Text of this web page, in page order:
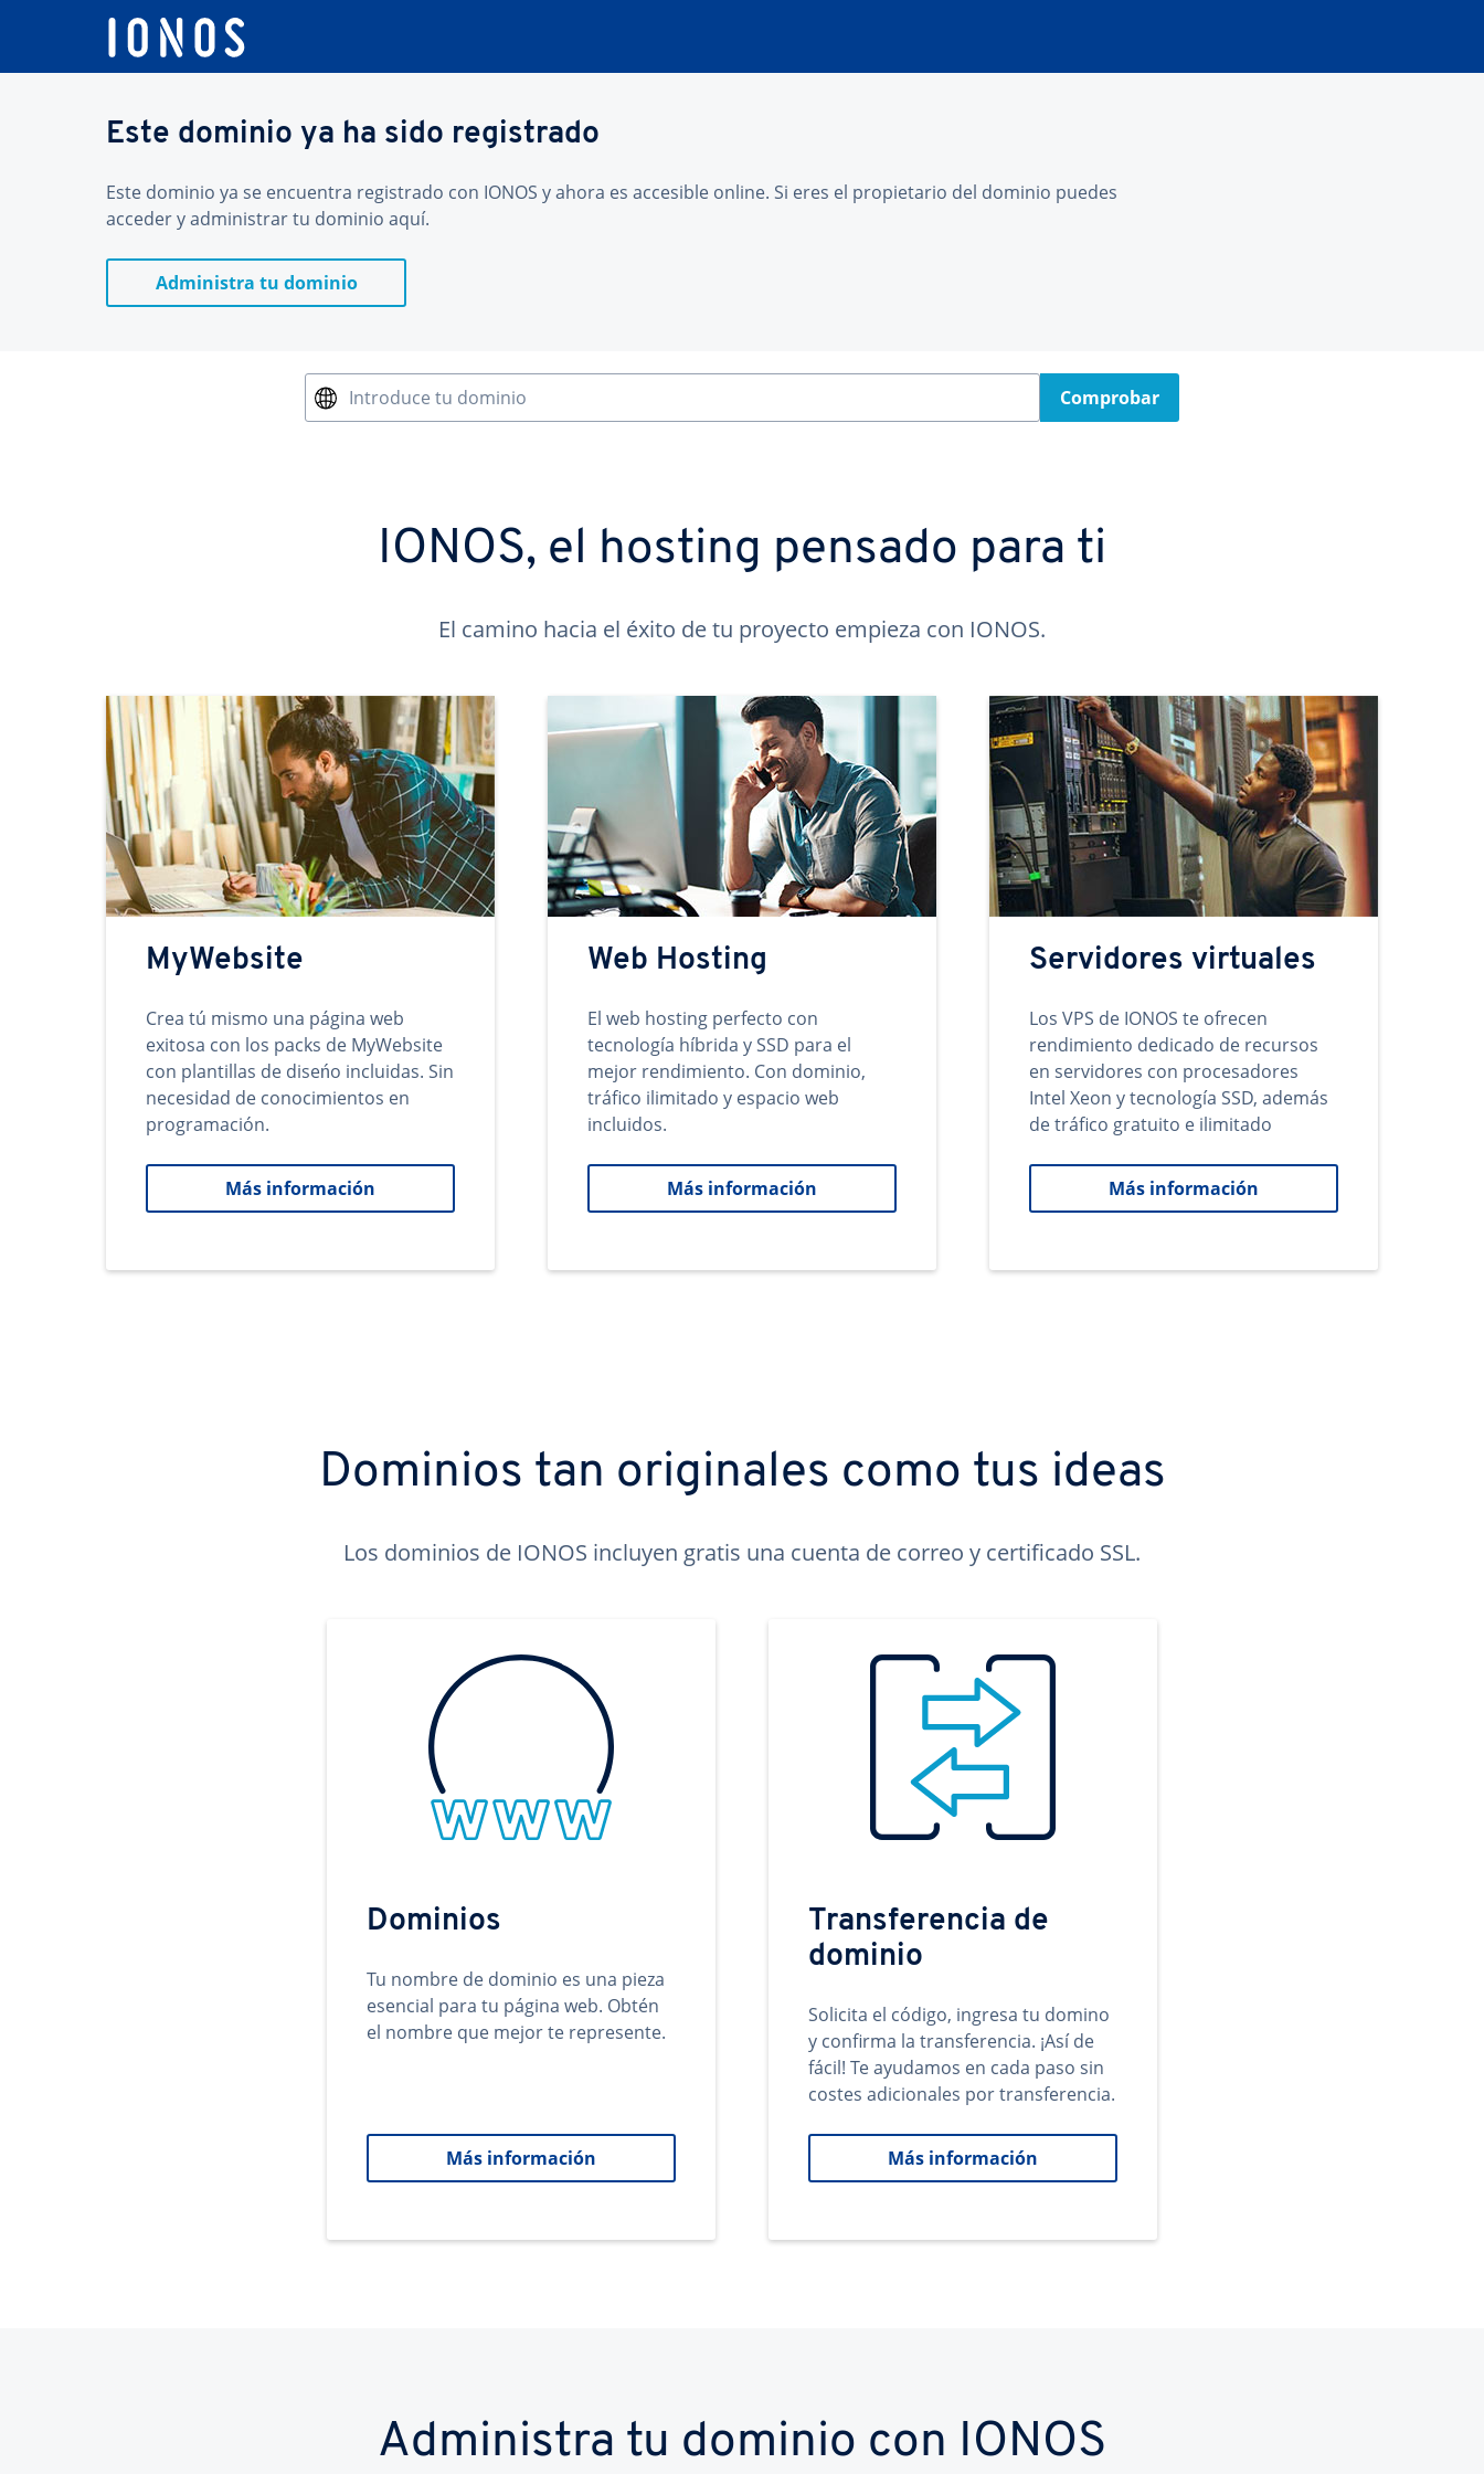
Este dominio ya ha sido registrado
Este dominio ya se encuentra registrado con IONOS y ahora es accesible online. Si eres el propietario del dominio puedes
acceder y administrar tu dominio aquí.
Administra tu dominio
Introduce tu dominio Comprobar
IONOS, el hosting pensado para ti
El camino hacia el éxito de tu proyecto empieza con IONOS.
MyWebsite
Crea tú mismo una página web
exitosa con los packs de MyWebsite
con plantillas de diseńo incluidas. Sin
necesidad de conocimientos en
programación.
Más información
Web Hosting
El web hosting perfecto con
tecnología híbrida y SSD para el
mejor rendimiento. Con dominio,
tráfico ilimitado y espacio web
incluidos.
Más información
Servidores virtuales
Los VPS de IONOS te ofrecen
rendimiento dedicado de recursos
en servidores con procesadores
Intel Xeon y tecnología SSD, además
de tráfico gratuito e ilimitado
Más información
Dominios tan originales como tus ideas
Los dominios de IONOS incluyen gratis una cuenta de correo y certificado SSL.
Dominios
Tu nombre de dominio es una pieza
esencial para tu página web. Obtén
el nombre que mejor te represente.
Más información
Transferencia de
dominio
Solicita el código, ingresa tu domino
y confirma la transferencia. ¡Así de
fácil! Te ayudamos en cada paso sin
costes adicionales por transferencia.
Más información
Administra tu dominio con IONOS